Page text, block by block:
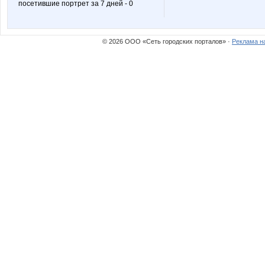
посетившие портрет за 7 дней - 0
© 2026 ООО «Сеть городских порталов» · Реклама